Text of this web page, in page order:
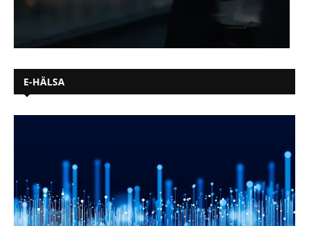
E-HÄLSA